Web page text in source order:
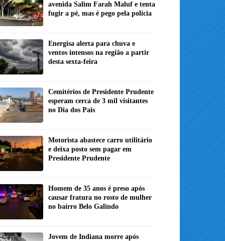
avenida Salim Farah Maluf e tenta
fugir a pé, mas é pego pela polícia
Energisa alerta para chuva e
ventos intensos na região a partir
desta sexta-feira
Cemitérios de Presidente Prudente
esperam cerca de 3 mil visitantes
no Dia dos Pais
Motorista abastece carro utilitário
e deixa posto sem pagar em
Presidente Prudente
Homem de 35 anos é preso após
causar fratura no rosto de mulher
no bairro Belo Galindo
Jovem de Indiana morre após